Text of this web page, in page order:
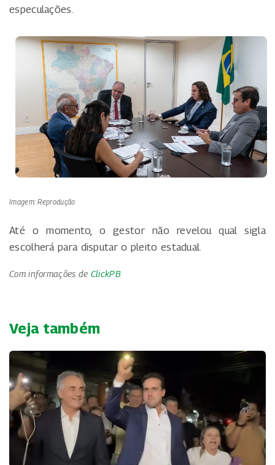
especulações.
Imagem: Reprodução
Até o momento, o gestor não revelou qual sigla
escolherá para disputar o pleito estadual.
Com informações de ClickPB
Veja também